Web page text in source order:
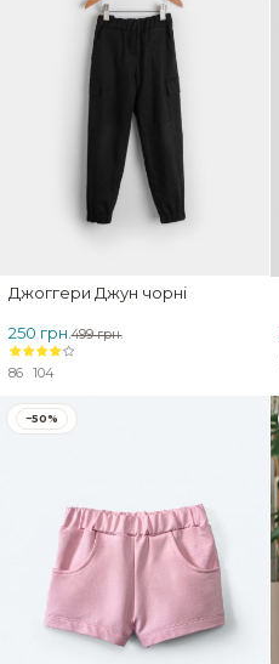
Джоггери Джун чорні
499 грн.
250 грн.
86 104
−50%